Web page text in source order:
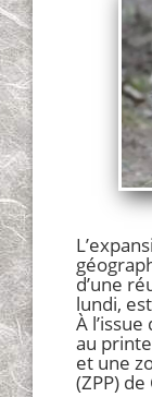
d’une
lundi,
À
au
et une
(ZPP)